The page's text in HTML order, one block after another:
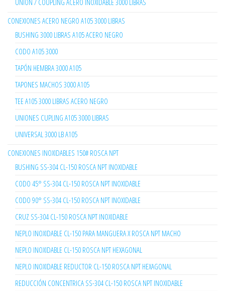
UNION / COUPLING ACERO INOXIDABLE 3000 LIBRAS
CONEXIONES ACERO NEGRO A105 3000 LIBRAS
BUSHING 3000 LIBRAS A105 ACERO NEGRO
CODO A105 3000
TAPÓN HEMBRA 3000 A105
TAPONES MACHOS 3000 A105
TEE A105 3000 LIBRAS ACERO NEGRO
UNIONES CUPLING A105 3000 LIBRAS
UNIVERSAL 3000 LB A105
CONEXIONES INOXIDABLES 150# ROSCA NPT
BUSHING SS-304 CL-150 ROSCA NPT INOXIDABLE
CODO 45° SS-304 CL-150 ROSCA NPT INOXIDABLE
CODO 90° SS-304 CL-150 ROSCA NPT INOXIDABLE
CRUZ SS-304 CL-150 ROSCA NPT INOXIDABLE
NEPLO INOXIDABLE CL-150 PARA MANGUERA X ROSCA NPT MACHO
NEPLO INOXIDABLE CL-150 ROSCA NPT HEXAGONAL
NEPLO INOXIDABLE REDUCTOR CL-150 ROSCA NPT HEXAGONAL
REDUCCIÓN CONCENTRICA SS-304 CL-150 ROSCA NPT INOXIDABLE